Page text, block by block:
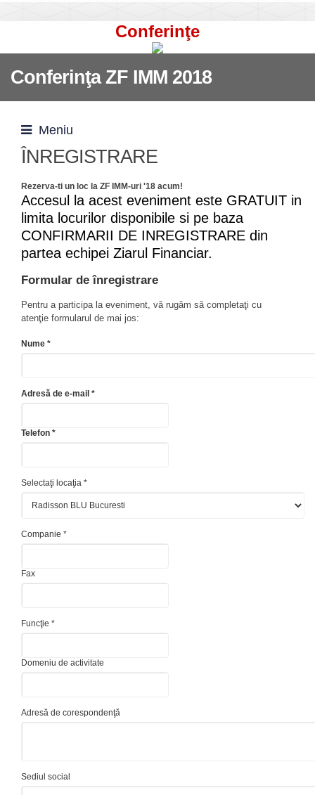
Conferinţe
Conferinţa ZF IMM 2018
Meniu
ÎNREGISTRARE
Rezerva-ti un loc la ZF IMM-uri '18 acum!
Accesul la acest eveniment este GRATUIT in
limita locurilor disponibile si pe baza
CONFIRMARII DE INREGISTRARE din
partea echipei Ziarul Financiar.
Formular de înregistrare
Pentru a participa la eveniment, vă rugăm să completaţi cu
atenţie formularul de mai jos:
Nume *
Adresă de e-mail *
Telefon *
Selectaţi locaţia *
Companie *
Fax
Funcţie *
Domeniu de activitate
Adresă de corespondenţă
Sediul social